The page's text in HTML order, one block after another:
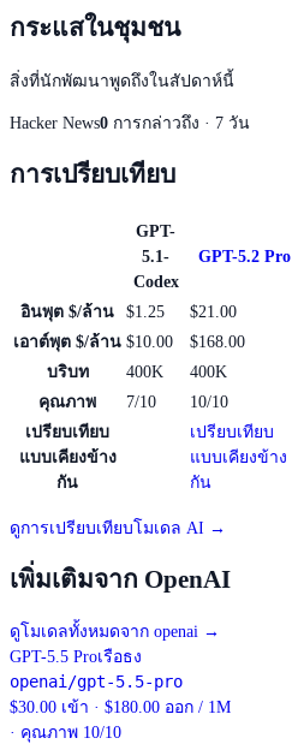
กระแสในชุมชน
สิ่งที่นักพัฒนาพูดถึงในสัปดาห์นี้
Hacker News0 การกล่าวถึง · 7 วัน
การเปรียบเทียบ
GPT-
5.1-
Codex
GPT-5.2 Pro
อินพุต $/ล้าน $1.25 $21.00
เอาต์พุต $/ล้าน $10.00 $168.00
บริบท
400K 400K
คุณภาพ
7/10 10/10
เปรียบเทียบ
แบบเคียงข้าง
กัน
เปรียบเทียบ
แบบเคียงข้าง
กัน
ดูการเปรียบเทียบโมเดล AI →
เพิ่มเติมจาก OpenAI
ดูโมเดลทั้งหมดจาก openai →
GPT-5.5 Proเรือธง
openai/gpt-5.5-pro
$30.00 เข้า · $180.00 ออก / 1M
· คุณภาพ 10/10